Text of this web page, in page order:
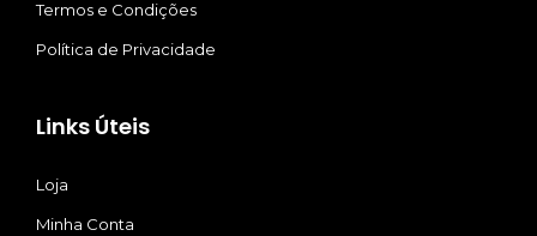
Termos e Condições
Política de Privacidade
Links Úteis
Loja
Minha Conta